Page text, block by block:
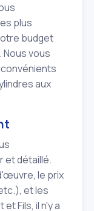
plus
budget
vous
aux
et détaillé.
le prix
et les
Fils, il n'y a